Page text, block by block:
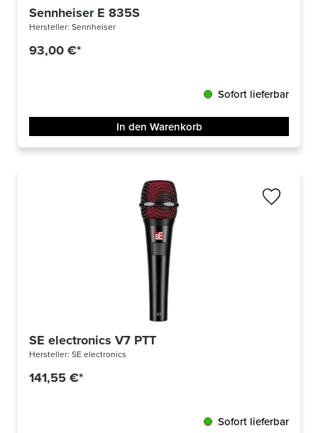
Sennheiser E 835S
Hersteller: Sennheiser
93,00 €*
Sofort lieferbar
In den Warenkorb
SE electronics V7 PTT
Hersteller: SE electronics
141,55 €*
Sofort lieferbar